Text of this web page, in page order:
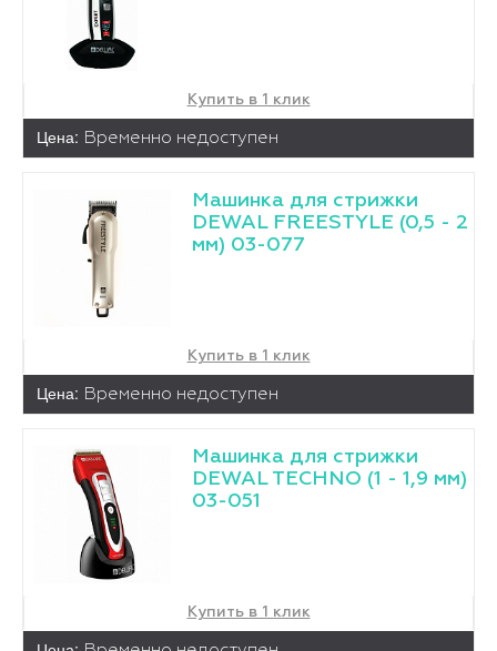
Купить в 1 клик
Цена: Временно недоступен
Машинка для стрижки
DEWAL FREESTYLE (0,5 - 2
мм) 03-077
Купить в 1 клик
Цена: Временно недоступен
Машинка для стрижки
DEWAL TECHNO (1 - 1,9 мм)
03-051
Купить в 1 клик